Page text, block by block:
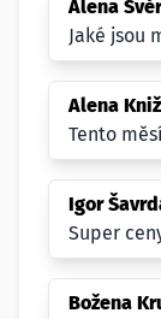
Alena
Jaké jsou
Alena
Tento
Igor
Super
Božena